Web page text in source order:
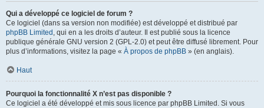
Qui a développé ce logiciel de forum ?
Ce logiciel (dans sa version non modifiée) est développé et distribué par
phpBB Limited , qui en a les droits d’auteur. Il est publié sous la licence
publique générale GNU version 2 (GPL-2.0) et peut être diffusé librement. Pour
plus d’informations, visitez la page « À propos de phpBB » (en anglais).
Haut
Pourquoi la fonctionnalité X n’est pas disponible ?
Ce logiciel a été développé et mis sous licence par phpBB Limited. Si vous